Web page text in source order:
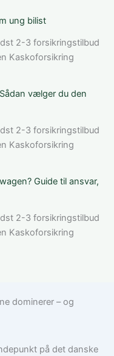
ung bilist
2-3 forsikringstilbud
Kaskoforsikring
vælger du den
2-3 forsikringstilbud
Kaskoforsikring
Guide til ansvar,
2-3 forsikringstilbud
Kaskoforsikring
dominerer – og
på det danske